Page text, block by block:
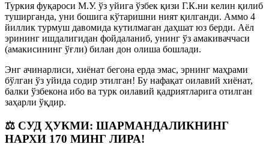
Туркия фуқароси М.У. ўз уйига ўзбек қизи Г.К.ни келин қилиб
туширганда, уни бошига кўтаришни ният қилганди. Аммо 4
йиллик турмуш давомида кутилмаган даҳшат юз берди. Аёл
эрининг ишдалигидан фойдаланиб, унинг ўз амакиваччаси
(амакисининг ўғли) билан дон олиша бошлади.
Энг ачинарлиси, хиёнат бегона ерда эмас, эрнинг маҳрами
бўлган ўз уйида содир этилган! Бу нафақат оилавий хиёнат,
балки ўзбекона ибо ва турк оилавий қадриятларига отилган
заҳарли ўқдир.
⚖️ СУД ҲУКМИ: ШАРМАНДАЛИКНИНГ
НАРХИ 170 МИНГ ЛИРА!